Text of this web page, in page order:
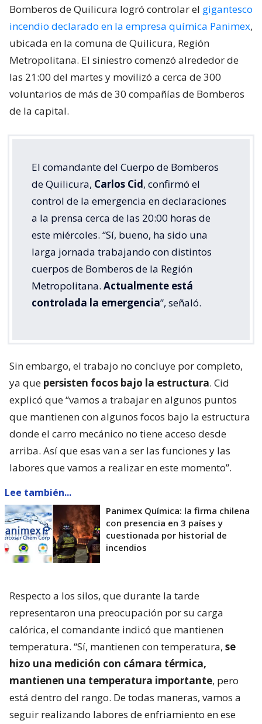
Bomberos de Quilicura logró controlar el gigantesco
incendio declarado en la empresa química Panimex,
ubicada en la comuna de Quilicura, Región
Metropolitana. El siniestro comenzó alrededor de
las 21:00 del martes y movilizó a cerca de 300
voluntarios de más de 30 compañías de Bomberos
de la capital.
El comandante del Cuerpo de Bomberos
de Quilicura, Carlos Cid, confirmó el
control de la emergencia en declaraciones
a la prensa cerca de las 20:00 horas de
este miércoles. “Sí, bueno, ha sido una
larga jornada trabajando con distintos
cuerpos de Bomberos de la Región
Metropolitana. Actualmente está
controlada la emergencia”, señaló.
Sin embargo, el trabajo no concluye por completo,
ya que persisten focos bajo la estructura. Cid
explicó que “vamos a trabajar en algunos puntos
que mantienen con algunos focos bajo la estructura
donde el carro mecánico no tiene acceso desde
arriba. Así que esas van a ser las funciones y las
labores que vamos a realizar en este momento”.
Lee también...
Panimex Química: la firma chilena
con presencia en 3 países y
cuestionada por historial de
incendios
Respecto a los silos, que durante la tarde
representaron una preocupación por su carga
calórica, el comandante indicó que mantienen
temperatura. “Sí, mantienen con temperatura, se
hizo una medición con cámara térmica,
mantienen una temperatura importante, pero
está dentro del rango. De todas maneras, vamos a
seguir realizando labores de enfriamiento en ese